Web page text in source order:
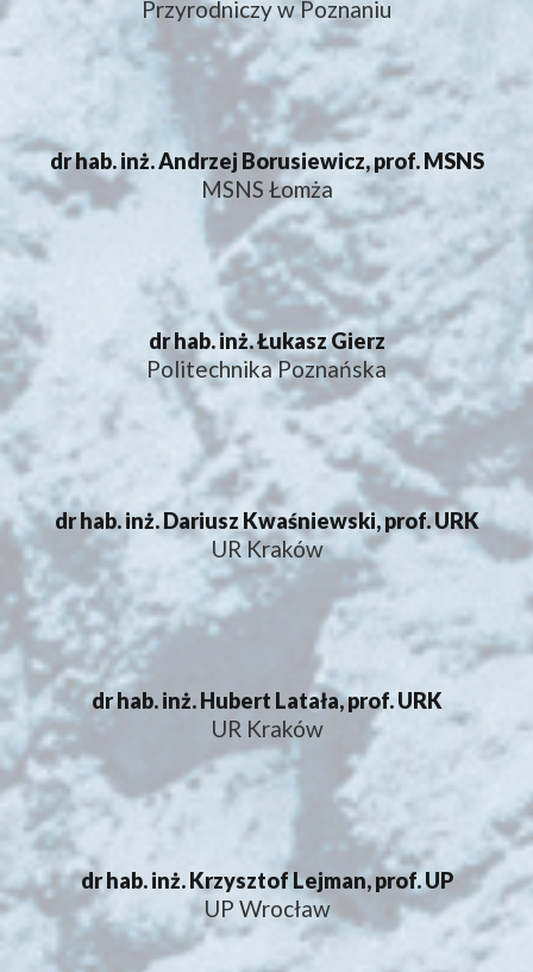
Przyrodniczy w Poznaniu
dr hab. inż. Andrzej Borusiewicz, prof. MSNS
MSNS Łomża
dr hab. inż. Łukasz Gierz
Politechnika Poznańska
dr hab. inż. Dariusz Kwaśniewski, prof. URK
UR Kraków
dr hab. inż. Hubert Latała, prof. URK
UR Kraków
dr hab. inż. Krzysztof Lejman, prof. UP
UP Wrocław